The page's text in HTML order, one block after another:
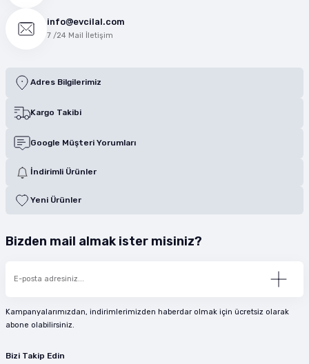
info@evcilal.com
7 /24 Mail İletişim
Adres Bilgilerimiz
Kargo Takibi
Google Müşteri Yorumları
İndirimli Ürünler
Yeni Ürünler
Bizden mail almak ister misiniz?
Kampanyalarımızdan, indirimlerimizden haberdar olmak için ücretsiz olarak
abone olabilirsiniz.
Bizi Takip Edin